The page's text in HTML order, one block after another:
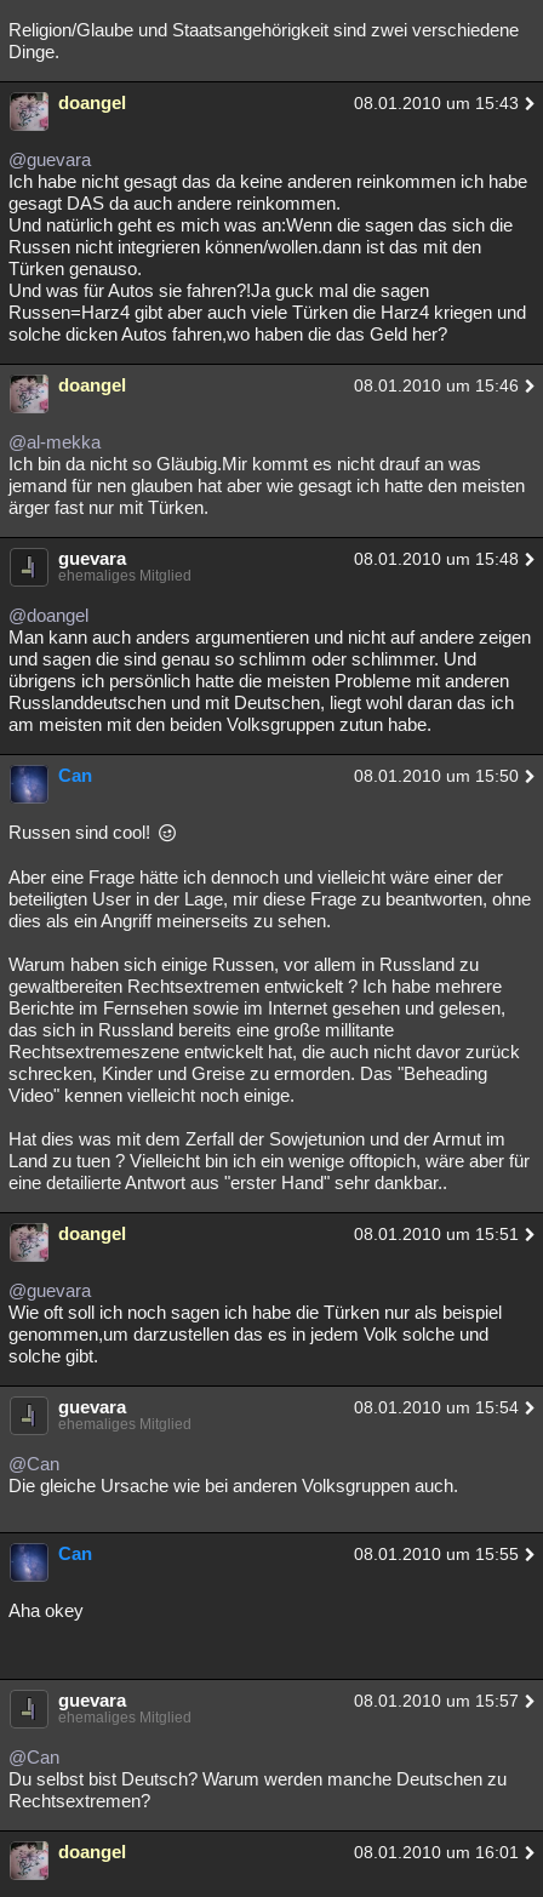
Religion/Glaube und Staatsangehörigkeit sind zwei verschiedene
Dinge.
doangel 08.01.2010 um 15:43
@guevara
Ich habe nicht gesagt das da keine anderen reinkommen ich habe
gesagt DAS da auch andere reinkommen.
Und natürlich geht es mich was an:Wenn die sagen das sich die
Russen nicht integrieren können/wollen.dann ist das mit den
Türken genauso.
Und was für Autos sie fahren?!Ja guck mal die sagen
Russen=Harz4 gibt aber auch viele Türken die Harz4 kriegen und
solche dicken Autos fahren,wo haben die das Geld her?
doangel 08.01.2010 um 15:46
@al-mekka
Ich bin da nicht so Gläubig.Mir kommt es nicht drauf an was
jemand für nen glauben hat aber wie gesagt ich hatte den meisten
ärger fast nur mit Türken.
guevara 08.01.2010 um 15:48
ehemaliges Mitglied
@doangel
Man kann auch anders argumentieren und nicht auf andere zeigen
und sagen die sind genau so schlimm oder schlimmer. Und
übrigens ich persönlich hatte die meisten Probleme mit anderen
Russlanddeutschen und mit Deutschen, liegt wohl daran das ich
am meisten mit den beiden Volksgruppen zutun habe.
Can 08.01.2010 um 15:50
Russen sind cool!
Aber eine Frage hätte ich dennoch und vielleicht wäre einer der
beteiligten User in der Lage, mir diese Frage zu beantworten, ohne
dies als ein Angriff meinerseits zu sehen.
Warum haben sich einige Russen, vor allem in Russland zu
gewaltbereiten Rechtsextremen entwickelt ? Ich habe mehrere
Berichte im Fernsehen sowie im Internet gesehen und gelesen,
das sich in Russland bereits eine große millitante
Rechtsextremeszene entwickelt hat, die auch nicht davor zurück
schrecken, Kinder und Greise zu ermorden. Das "Beheading
Video" kennen vielleicht noch einige.
Hat dies was mit dem Zerfall der Sowjetunion und der Armut im
Land zu tuen ? Vielleicht bin ich ein wenige offtopich, wäre aber für
eine detailierte Antwort aus "erster Hand" sehr dankbar..
doangel 08.01.2010 um 15:51
@guevara
Wie oft soll ich noch sagen ich habe die Türken nur als beispiel
genommen,um darzustellen das es in jedem Volk solche und
solche gibt.
guevara 08.01.2010 um 15:54
ehemaliges Mitglied
@Can
Die gleiche Ursache wie bei anderen Volksgruppen auch.
Can 08.01.2010 um 15:55
Aha okey
guevara 08.01.2010 um 15:57
ehemaliges Mitglied
@Can
Du selbst bist Deutsch? Warum werden manche Deutschen zu
Rechtsextremen?
doangel 08.01.2010 um 16:01